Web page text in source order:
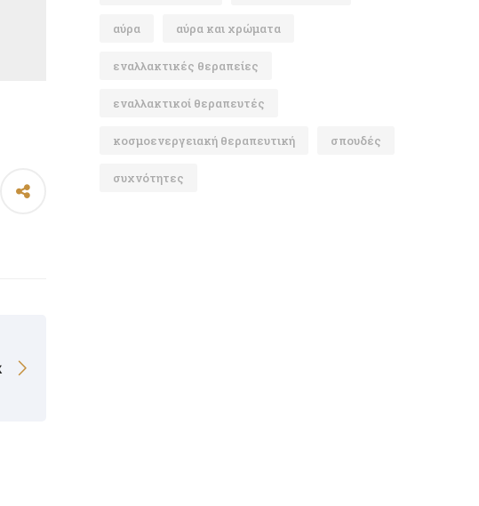
αύρα αύρα και χρώματα
εναλλακτικές θεραπείες
εναλλακτικοί θεραπευτές
κοσμοενεργειακή θεραπευτική σπουδές
συχνότητες